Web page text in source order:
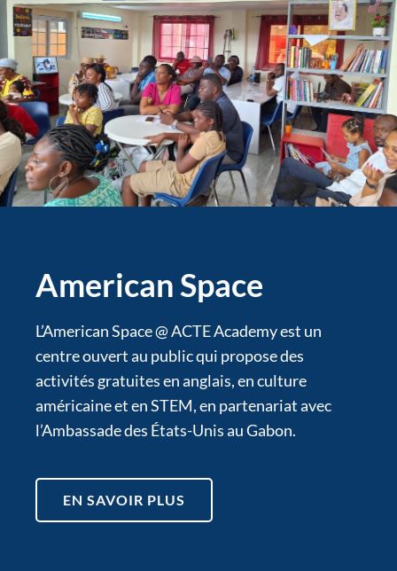
American Space
L’American Space @ ACTE Academy est un
centre ouvert au public qui propose des
activités gratuites en anglais, en culture
américaine et en STEM, en partenariat avec
l’Ambassade des États-Unis au Gabon.
EN SAVOIR PLUS